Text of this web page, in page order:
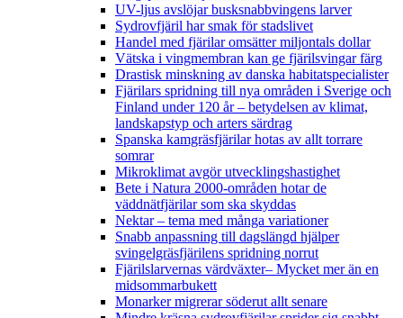
UV-ljus avslöjar busksnabbvingens larver
Sydrovfjäril har smak för stadslivet
Handel med fjärilar omsätter miljontals dollar
Vätska i vingmembran kan ge fjärilsvingar färg
Drastisk minskning av danska habitatspecialister
Fjärilars spridning till nya områden i Sverige och
Finland under 120 år– betydelsen av klimat,
landskapstyp och arters särdrag
Spanska kamgräsfjärilar hotas av allt torrare
somrar
Mikroklimat avgör utvecklingshastighet
Bete i Natura 2000-områden hotar de
väddnätfjärilar som ska skyddas
Nektar – tema med många variationer
Snabb anpassning till dagslängd hjälper
svingelgräsfjärilens spridning norrut
Fjärilslarvernas värdväxter– Mycket mer än en
midsommarbukett
Monarker migrerar söderut allt senare